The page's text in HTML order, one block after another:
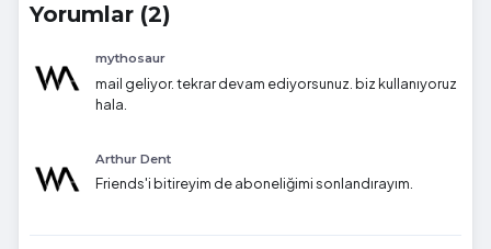
Yorumlar (2)
mythosaur
mail geliyor. tekrar devam ediyorsunuz. biz kullanıyoruz
hala.
Arthur Dent
Friends'i bitireyim de aboneliğimi sonlandırayım.